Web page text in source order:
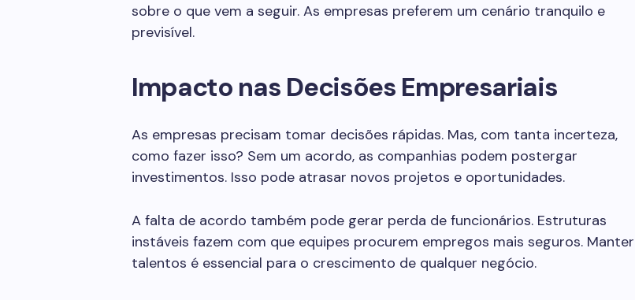
sobre o que vem a seguir. As empresas preferem um cenário tranquilo e
previsível.
Impacto nas Decisões Empresariais
As empresas precisam tomar decisões rápidas. Mas, com tanta incerteza,
como fazer isso? Sem um acordo, as companhias podem postergar
investimentos. Isso pode atrasar novos projetos e oportunidades.
A falta de acordo também pode gerar perda de funcionários. Estruturas
instáveis fazem com que equipes procurem empregos mais seguros. Manter
talentos é essencial para o crescimento de qualquer negócio.